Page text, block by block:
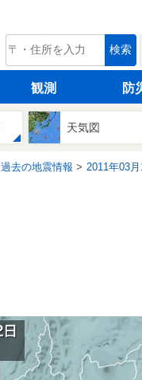
tenki.jp 検索
観測 防
天気図
過去の地震情報 2011年03月